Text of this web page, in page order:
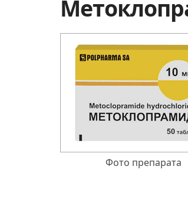
Фото препарата